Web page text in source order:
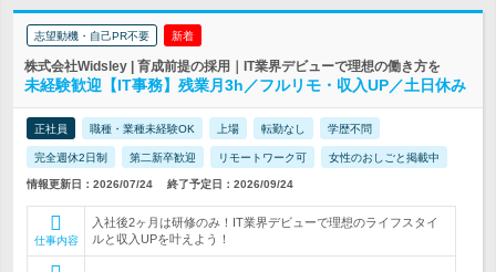
志望動機・自己PR不要 新着
株式会社Widsley | 育成前提の採用｜IT業界デビューで理想の働き方を
未経験歓迎【IT事務】残業月3h／フルリモ・収入UP／土日休み
正社員 職種・業種未経験OK 上場 転勤なし 学歴不問
完全週休2日制 第二新卒歓迎 リモートワーク可 女性のおしごと掲載中
情報更新日：2026/07/24 終了予定日：2026/09/24
仕事内容
入社後2ヶ月は研修のみ！IT業界デビューで理想のライフスタイ
ルと収入UPを叶えよう！